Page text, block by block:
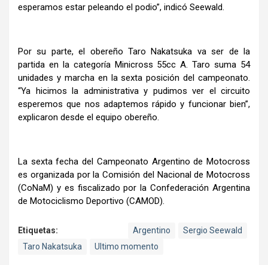
esperamos estar peleando el podio”, indicó Seewald.
Por su parte, el obereño Taro Nakatsuka va ser de la
partida en la categoría Minicross 55cc A. Taro suma 54
unidades y marcha en la sexta posición del campeonato.
“Ya hicimos la administrativa y pudimos ver el circuito
esperemos que nos adaptemos rápido y funcionar bien”,
explicaron desde el equipo obereño.
La sexta fecha del Campeonato Argentino de Motocross
es organizada por la Comisión del Nacional de Motocross
(CoNaM) y es fiscalizado por la Confederación Argentina
de Motociclismo Deportivo (CAMOD).
Etiquetas: Argentino
Sergio Seewald
Taro Nakatsuka
Ultimo momento